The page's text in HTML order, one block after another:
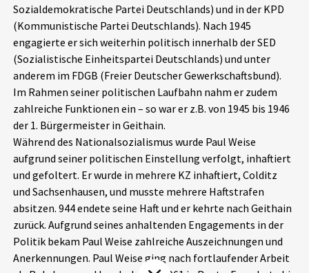
Alle Beiträge
Veranstaltungen
Pressemitteilungen
Podcasts
Über uns
Projektbeschreibung
Kontakt
Unterstützer_innen
Spenden
chronik.LE in der Presse
Sozialdemokratische Partei Deutschlands) und in der KPD
(Kommunistische Partei Deutschlands). Nach 1945
engagierte er sich weiterhin politisch innerhalb der SED
(Sozialistische Einheitspartei Deutschlands) und unter
anderem im FDGB (Freier Deutscher Gewerkschaftsbund).
Im Rahmen seiner politischen Laufbahn nahm er zudem
zahlreiche Funktionen ein – so war er z.B. von 1945 bis 1946
der 1. Bürgermeister in Geithain.
Während des Nationalsozialismus wurde Paul Weise
aufgrund seiner politischen Einstellung verfolgt, inhaftiert
und gefoltert. Er wurde in mehrere KZ inhaftiert, Colditz
und Sachsenhausen, und musste mehrere Haftstrafen
absitzen. 944 endete seine Haft und er kehrte nach Geithain
zurück. Aufgrund seines anhaltenden Engagements in der
Politik bekam Paul Weise zahlreiche Auszeichnungen und
Anerkennungen. Paul Weise ging nach fortlaufender Arbeit